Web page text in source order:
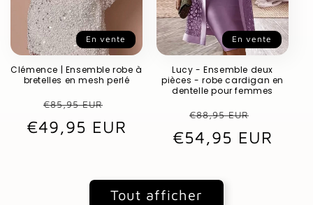
En vente
Clémence | Ensemble robe à
bretelles en mesh perlé
Prix
habituel
€85,95 EUR
promotionnel
€49,95 EUR
En vente
Lucy - Ensemble deux
pièces - robe cardigan en
dentelle pour femmes
Prix
habituel
€88,95 EUR
€54,95 EUR
Tout afficher